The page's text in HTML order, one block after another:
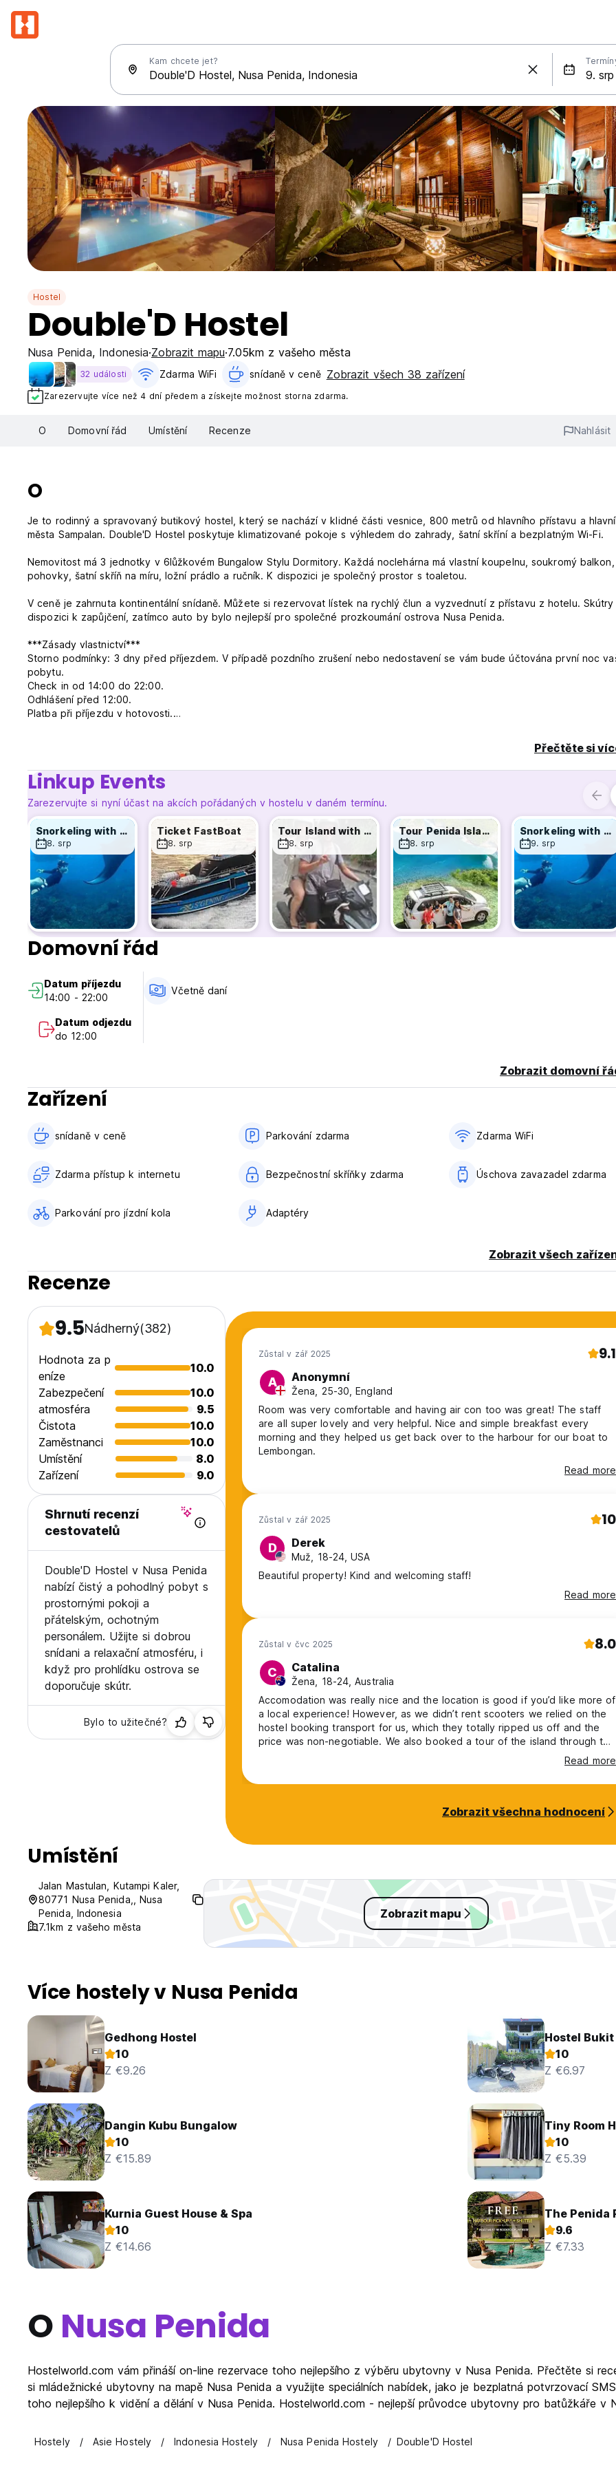
Kam chcete jet?
Hostel
Double'D Hostel
Nusa Penida, Indonesia Zobrazit mapu 7.05km z vašeho města
32 události Zdarma WiFi snídaně v ceně‎ Zobrazit všech 38 zařízení
Zarezervujte více než 4 dní předem a získejte možnost storna zdarma.
O Domovní řád Umístění Recenze Nahlásit
O
Je to rodinný a spravovaný butikový hostel, který se nachází v klidné části vesnice, 800 metrů od hlavního přístavu a
města Sampalan. Double'D Hostel poskytuje klimatizované pokoje s výhledem do zahrady, šatní skříní a bezplatným Wi-Fi.
Nemovitost má 3 jednotky v 6lůžkovém Bungalow Stylu Dormitory. Každá noclehárna má vlastní koupelnu, soukromý balkon,
pohovky, šatní skříň na míru, ložní prádlo a ručník. K dispozici je společný prostor s toaletou.
V ceně je zahrnuta kontinentální snídaně. Můžete si rezervovat lístek na rychlý člun a vyzvednutí z přístavu z hotelu.
dispozici k zapůjčení, zatímco auto by bylo nejlepší pro společné prozkoumání ostrova Nusa Penida.
***Zásady vlastnictví***
Storno podmínky: 3 dny před příjezdem. V případě pozdního zrušení nebo nedostavení se vám bude účtována první noc
pobytu.
Check in od 14:00 do 22:00.
Odhlášení před 12:00.
Platba při příjezdu v hotovosti.
Nepřijímáme zákazníky mladší 18 let.
Nekuřácký na pokoji, ale mají kuřáckou část.
Pracovní doba recepce: 07:00 ~ 23:00. (Auto-translated from original language)
Přečtěte si
Linkup Events
Zarezervujte si nyní účast na akcích pořádaných v hostelu v daném termínu.
Snorkeling with Manta
8. srp
Ticket FastBoat
8. srp
Tour Island with Motorbike/Scooter
8. srp
Tour Penida Island with Car
8. srp
Snorkeling with Manta
9. srp
Domovní řád
Datum příjezdu
14:00 - 22:00
Datum odjezdu
do 12:00
Včetně daní
Zobrazit domovní
Zařízení
snídaně v ceně‎ Parkování zdarma Zdarma WiFi
Zdarma přístup k internetu Bezpečnostní skříňky zdarma Úschova zavazadel zdarma
Parkování pro jízdní kola Adaptéry
Zobrazit všech
Recenze
9.5Nádherný(382)
Hodnota za p
eníze
10.0
Zabezpečení
10.0
atmosféra
9.5
Čistota
10.0
Zaměstnanci
10.0
Umístění
8.0
Zařízení
9.0
Shrnutí recenzí
cestovatelů
Double'D Hostel v Nusa Penida
nabízí čistý a pohodlný pobyt s
prostornými pokoji a
přátelským, ochotným
personálem. Užijte si dobrou
snídani a relaxační atmosféru, i
když pro prohlídku ostrova se
doporučuje skútr.
Bylo to užitečné?
Zůstal v zář 2025 9.1
A Anonymní
Žena, 25-30, England
Room was very comfortable and having air con too was great! The staff
are all super lovely and very helpful. Nice and simple breakfast every
morning and they helped us get back over to the harbour for our boat to
Lembongan.
Read more
Zůstal v zář 2025 10
D Derek
Muž, 18-24, USA
Beautiful property! Kind and welcoming staff!
Read more
Zůstal v čvc 2025 8.0
C Catalina
Žena, 18-24, Australia
Accomodation was really nice and the location is good if you’d like more of
a local experience! However, as we didn’t rent scooters we relied on the
hostel booking transport for us, which they totally ripped us off and the
price was non-negotiable. We also booked a tour of the island through the
hostel expecting a local guide. But when we got our drivers, they were 3
teenagers who weren’t from a company,didn’t speak English and didn’t
give us helmets. Both the staff and drivers were sus about it
Read more
Zobrazit všechna hodnocení
Umístění
Jalan Mastulan, Kutampi Kaler,
80771 Nusa Penida,, Nusa
Penida, Indonesia
7.1km z vašeho města
Zobrazit mapu
Více hostely v Nusa Penida
Gedhong Hostel
10
Z €9.26
Hostel
10
Z €6.97
Dangin Kubu Bungalow
10
Z €15.89
Tiny Room
10
Z €5.39
Kurnia Guest House & Spa
10
Z €14.66
The Penida
9.6
Z €7.33
O Nusa Penida
Hostelworld.com vám přináší on-line rezervace toho nejlepšího z výběru ubytovny v Nusa Penida. Přečtěte si
si mládežnické ubytovny na mapě Nusa Penida a využijte speciálních nabídek, jako je bezplatná potvrzovací
toho nejlepšího k vidění a dělání v Nusa Penida. Hostelworld.com - nejlepší průvodce ubytovny pro batůžkáře v
Hostely Asie Hostely Indonesia Hostely Nusa Penida Hostely Double'D Hostel